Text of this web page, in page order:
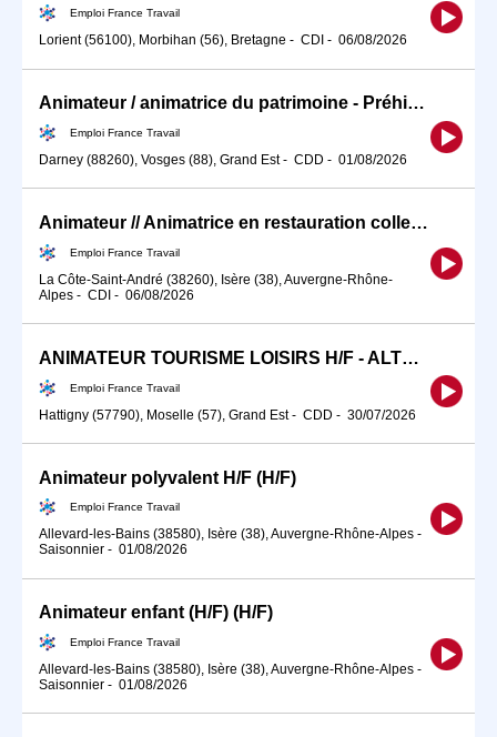
Emploi France Travail
Lorient (56100), Morbihan (56), Bretagne - CDI - 06/08/2026
Animateur / animatrice du patrimoine - Préhistoire (H/F)
Emploi France Travail
Darney (88260), Vosges (88), Grand Est- CDD - 01/08/2026
Animateur // Animatrice en restauration collective (H/F)
Emploi France Travail
La Côte-Saint-André (38260), Isère (38), Auvergne-Rhône-
Alpes - CDI - 06/08/2026
ANIMATEUR TOURISME LOISIRS H/F - ALTERNANCE
Emploi France Travail
Hattigny (57790), Moselle (57), Grand Est- CDD - 30/07/2026
Animateur polyvalent H/F (H/F)
Emploi France Travail
Allevard-les-Bains (38580), Isère (38), Auvergne-Rhône-Alpes -
Saisonnier - 01/08/2026
Animateur enfant (H/F) (H/F)
Emploi France Travail
Allevard-les-Bains (38580), Isère (38), Auvergne-Rhône-Alpes -
Saisonnier - 01/08/2026